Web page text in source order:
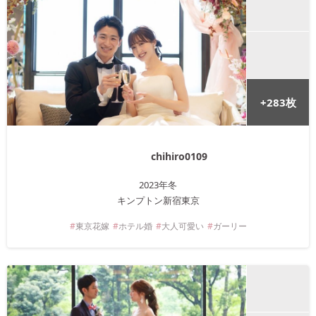
+283枚
chihiro0109
2023年冬
キンプトン新宿東京
東京花嫁 ホテル婚 大人可愛い ガーリー